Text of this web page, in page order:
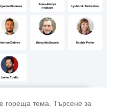
гореща тема. Търсене за